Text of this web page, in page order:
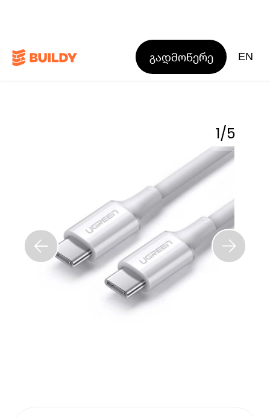
გადმოწერე EN
1/5